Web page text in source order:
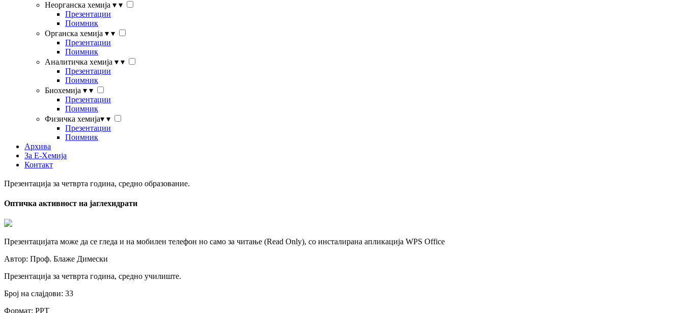
Неорганска хемија ▾ ▾
Презентации
Поимник
Органска хемија ▾ ▾
Презентации
Поимник
Аналитичка хемија ▾ ▾
Презентации
Поимник
Биохемија ▾ ▾
Презентации
Поимник
Физичка хемија▾ ▾
Презентации
Поимник
Архива
За Е-Хемија
Контакт
Презентација за четврта година, средно образование.
Оптичка активност на јаглехидрати
Презентацијата може да се гледа и на мобилен телефон но само за читање (Read Only), со инсталирана апликација WPS Office
Автор: Проф. Блаже Димески
Презентација за четврта година, средно училиште.
Број на слајдови: 33
Формат: PPT